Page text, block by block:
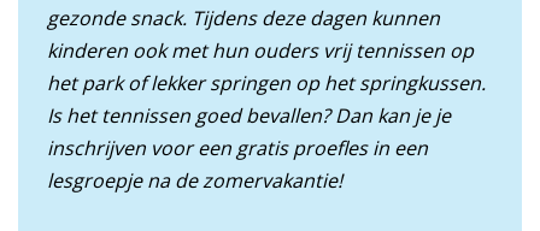
gezonde snack. Tijdens deze dagen kunnen
kinderen ook met hun ouders vrij tennissen op
het park of lekker springen op het springkussen.
Is het tennissen goed bevallen? Dan kan je je
inschrijven voor een gratis proefles in een
lesgroepje na de zomervakantie!